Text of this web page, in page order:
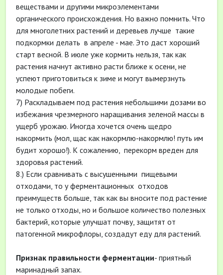
веществами и другими микроэлементами
органического происхождения. Но важно помнить. Что
для многолетних растений и деревьев лучше такие
подкормки делать в апреле - мае. Это даст хороший
старт весной. В июле уже кормить нельзя, так как
растения начнут активно расти ближе к осени, не
успеют приготовиться к зиме и могут вымерзнуть
молодые побеги.
7) Раскладываем под растения небольшими дозами во
избежания чрезмерного наращивания зеленой массы в
ущерб урожаю. Иногда хочется очень щедро
накормить (мол, щас как накормлю-накормлю! путь им
будит хорошо!). К сожалению, перекорм вреден для
здоровья растений.
8.) Если сравнивать с высушенными пищевыми
отходами, то у ферментационных отходов
преимуществ больше, так как вы вносите под растение
не только отходы, но и большое количество полезных
бактерий, которые улучшат почву, защитят от
патогенной микрофлоры, создадут еду для растений.
Признак правильности ферментации- приятный
маринадный запах.